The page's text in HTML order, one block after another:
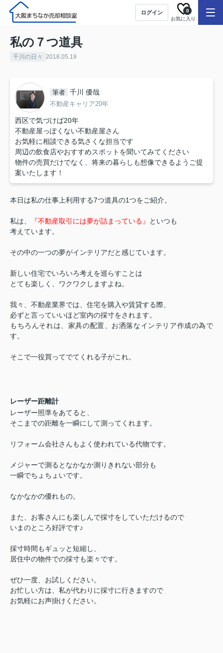
ログイン
お気に入り
0
私の７つ道具
千川の日々 2018.05.19
筆者 千川 優哉
不動産キャリア20年
西区で気づけば20年
不動産屋っぽくない不動産屋さん
お気軽に相談できる気さくな担当です
周辺の飲食店やおすすめスポットを聞いてみてください
物件の売買だけでなく、将来の暮らしも想像できるようご提
案いたします！
本日は私の仕事上利用する7つ道具の1つをご紹介。
私は、 『不動産取引には夢が詰まっている』
といつも
考えています。
その中の一つの夢がインテリアだと感じています。
新しい住宅でいろいろ考えを巡らすことは
とても楽しく、ワクワクしますよね。
我々、不動産業界では、住宅を購入や賃貸する際、
必ずと言っていいほど室内の採寸をされます。
もちろんそれは、家具の配置、お洒落なインテリア作成の為で
す。
そこで一役買ってでてくれる子がこれ。
レーザー距離計
レーザー照準をあてると、
そこまでの距離を一瞬にして測ってくれます。
リフォーム会社さんもよく使われている代物です。
メジャーで測るとなかなか測りきれない部分も
一瞬でちょちょいです。
なかなかの優れもの。
また、お客さんにも楽しんで採寸をしていただけるので
いまのところ好評です♪
採寸時間もギュッと短縮し、
居住中の物件での採寸も楽々です。
ぜひ一度、お試しください。
お忙しい方は、私が代わりに採寸に行きますので
お気軽にお声掛けください。